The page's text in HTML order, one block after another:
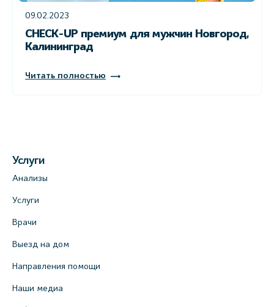
09.02.2023
CHECK-UP премиум для мужчин Новгород,
Калининград
Читать полностью
Услуги
Анализы
Услуги
Врачи
Выезд на дом
Направления помощи
Наши медиа